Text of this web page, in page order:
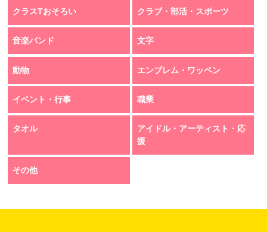
クラスTおそろい クラブ・部活・スポーツ
音楽バンド 文字
動物 エンブレム・ワッペン
イベント・行事 職業
タオル
アイドル・アーティスト・応
援
その他